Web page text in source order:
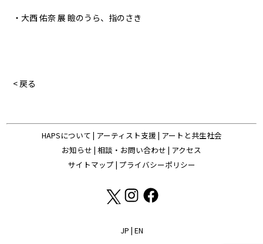
・大西 佑奈 展 瞼のうら、指のさき
< 戻る
HAPSについて | アーティスト支援 | アートと共生社会
お知らせ | 相談・お問い合わせ | アクセス
サイトマップ | プライバシーポリシー
JP | EN